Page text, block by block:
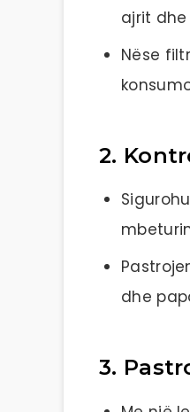
ajrit
Nëse
2.
dhe
3.